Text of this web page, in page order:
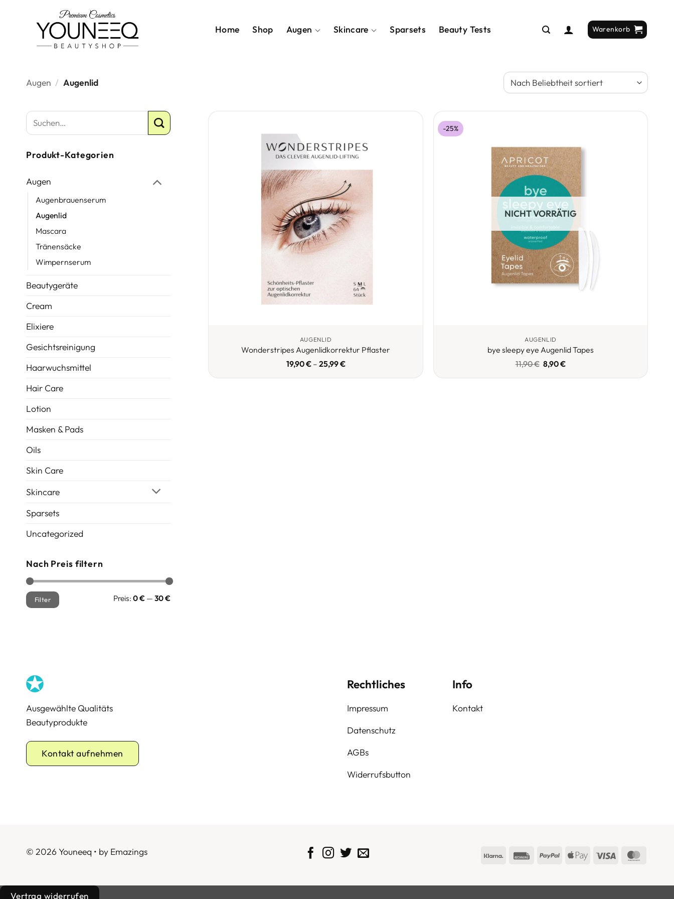
Home Shop Augen Skincare Sparsets Beauty Tests Warenkorb
Augen / Augenlid
Produkt-Kategorien
Augen
Augenbrauenserum
Augenlid
Mascara
Tränensäcke
Wimpernserum
Beautygeräte
Cream
Elixiere
Gesichtsreinigung
Haarwuchsmittel
Hair Care
Lotion
Masken & Pads
Oils
Skin Care
Skincare
Sparsets
Uncategorized
Nach Preis filtern
Min.
Preis
Max.
PreisFilter Preis: 0 €— 30 €
AUGENLID
Wonderstripes Augenlidkorrektur Pflaster
19,90€– 25,99€
-25%
NICHT VORRÄTIG
AUGENLID
bye sleepy eye Augenlid Tapes
11,90€ Ursprünglicher
Preis
war:
8,90€Aktueller
ist:
Ausgewählte Qualitäts
Beautyprodukte
Kontakt aufnehmen
Rechtliches
Impressum
Datenschutz
AGBs
Widerrufsbutton
Info
Kontakt
© 2026 Youneeq • by Emazings Klarna RechungPayPalApple Visa
Vertrag widerrufen